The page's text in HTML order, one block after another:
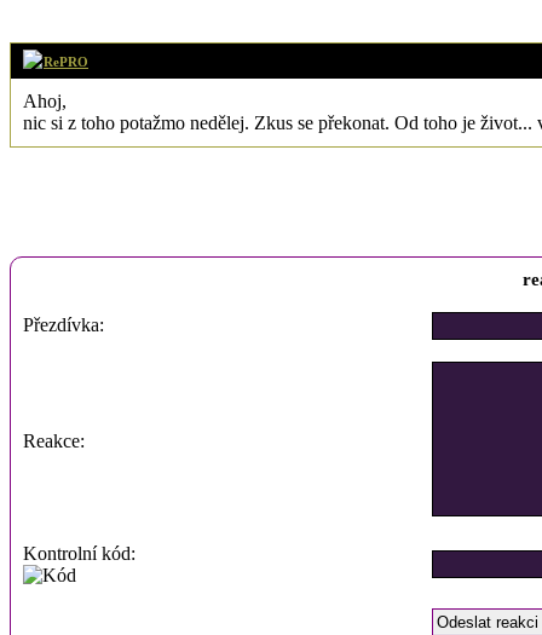
RePRO
Ahoj,
nic si z toho potažmo nedělej. Zkus se překonat. Od toho je
Přezdívka:
Reakce:
Kontrolní kód: